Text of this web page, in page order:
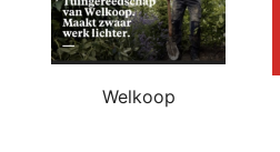
Welkoop